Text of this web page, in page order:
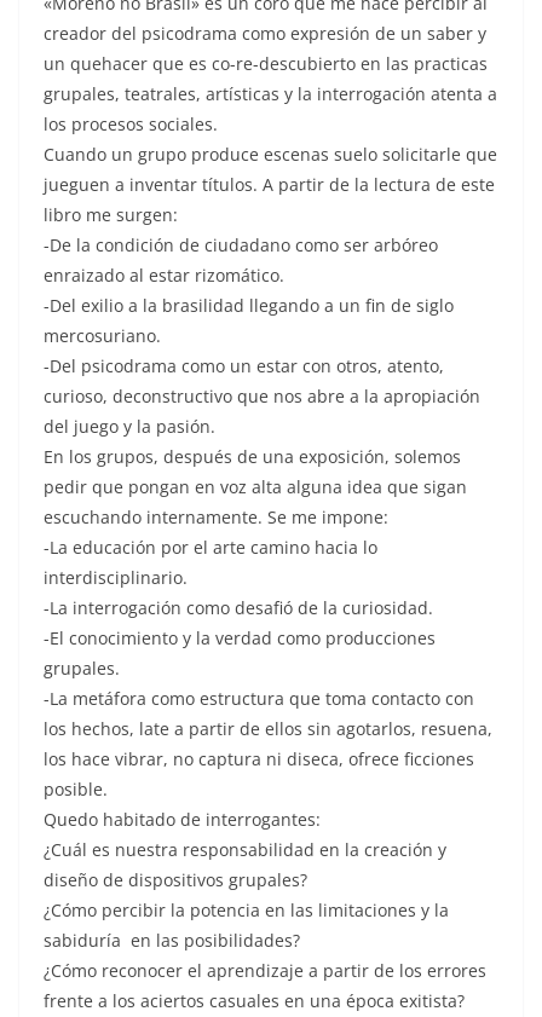
creador del psicodrama como expresión de un saber y
un quehacer que es co-re-descubierto en las practicas
grupales, teatrales, artísticas y la interrogación atenta a
los procesos sociales.
Cuando un grupo produce escenas suelo solicitarle que
jueguen a inventar títulos. A partir de la lectura de este
libro me surgen:
-De la condición de ciudadano como ser arbóreo
enraizado al estar rizomático.
-Del exilio a la brasilidad llegando a un fin de siglo
mercosuriano.
-Del psicodrama como un estar con otros, atento,
curioso, deconstructivo que nos abre a la apropiación
del juego y la pasión.
En los grupos, después de una exposición, solemos
pedir que pongan en voz alta alguna idea que sigan
escuchando internamente. Se me impone:
-La educación por el arte camino hacia lo
interdisciplinario.
-La interrogación como desafió de la curiosidad.
-El conocimiento y la verdad como producciones
grupales.
-La metáfora como estructura que toma contacto con
los hechos, late a partir de ellos sin agotarlos, resuena,
los hace vibrar, no captura ni diseca, ofrece ficciones
posible.
Quedo habitado de interrogantes:
¿Cuál es nuestra responsabilidad en la creación y
diseño de dispositivos grupales?
¿Cómo percibir la potencia en las limitaciones y la
sabiduría en las posibilidades?
¿Cómo reconocer el aprendizaje a partir de los errores
frente a los aciertos casuales en una época exitista?